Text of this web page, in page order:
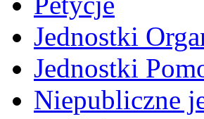
Jednostki
Jednostki
Niepubliczne